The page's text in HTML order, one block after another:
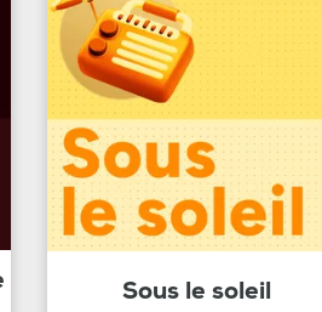
Sous le soleil